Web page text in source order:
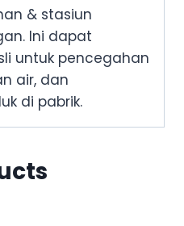
& stasiun
Ini dapat
untuk pencegahan
air, dan
di pabrik.